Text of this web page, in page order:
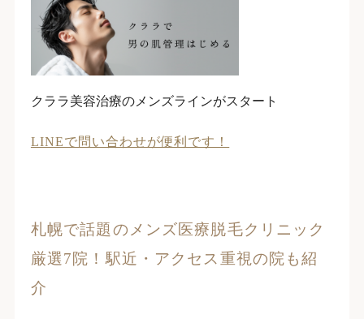
クララ美容治療のメンズラインがスタート
LINEで問い合わせが便利です！
札幌で話題のメンズ医療脱毛クリニック
厳選7院！駅近・アクセス重視の院も紹
介